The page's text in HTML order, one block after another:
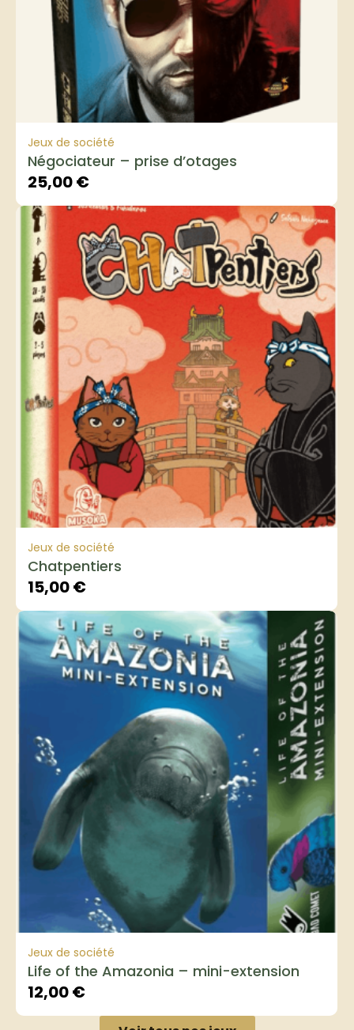
Jeux de société
Négociateur – prise d’otages
25,00€
Jeux de société
Chatpentiers
15,00€
Jeux de société
Life of the Amazonia – mini-extension
12,00€